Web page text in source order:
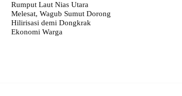
Rumput Laut Nias Utara
Melesat, Wagub Sumut Dorong
Hilirisasi demi Dongkrak
Ekonomi Warga